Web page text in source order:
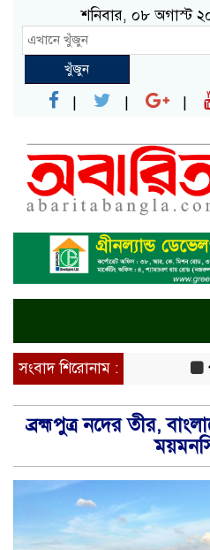
শনিবার, ০৮ অগাস্ট
খুঁজুন
সংবাদ শিরোনাম :
ব্রহ্মপুত্র নদের তীর,